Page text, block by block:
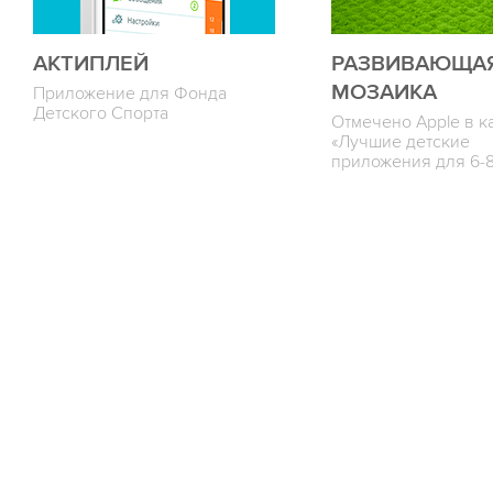
АКТИПЛЕЙ
Приложение для Фонда
Детского Спорта
МОЗАИКА
Отмечено Apple в
«Лучшие детские
приложения для 6-